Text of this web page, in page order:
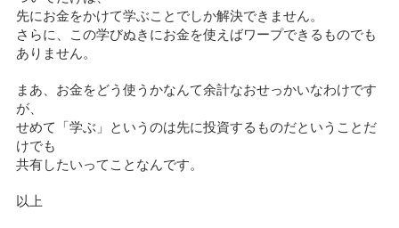
先にお金をかけて学ぶことでしか解決できません。
さらに、この学びぬきにお金を使えばワープできるものでも
ありません。
まあ、お金をどう使うかなんて余計なおせっかいなわけです
が、
せめて「学ぶ」というのは先に投資するものだということだ
けでも
共有したいってことなんです。
以上